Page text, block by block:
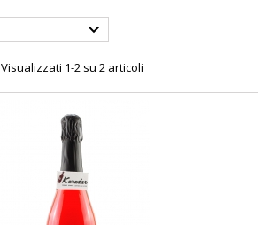

Visualizzati 1-2 su 2 articoli